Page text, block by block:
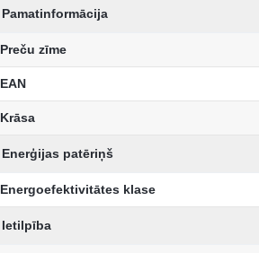
Pamatinformācija
Preču zīme
EAN
Krāsa
Enerģijas patēriņš
Energoefektivitātes klase
Ietilpība